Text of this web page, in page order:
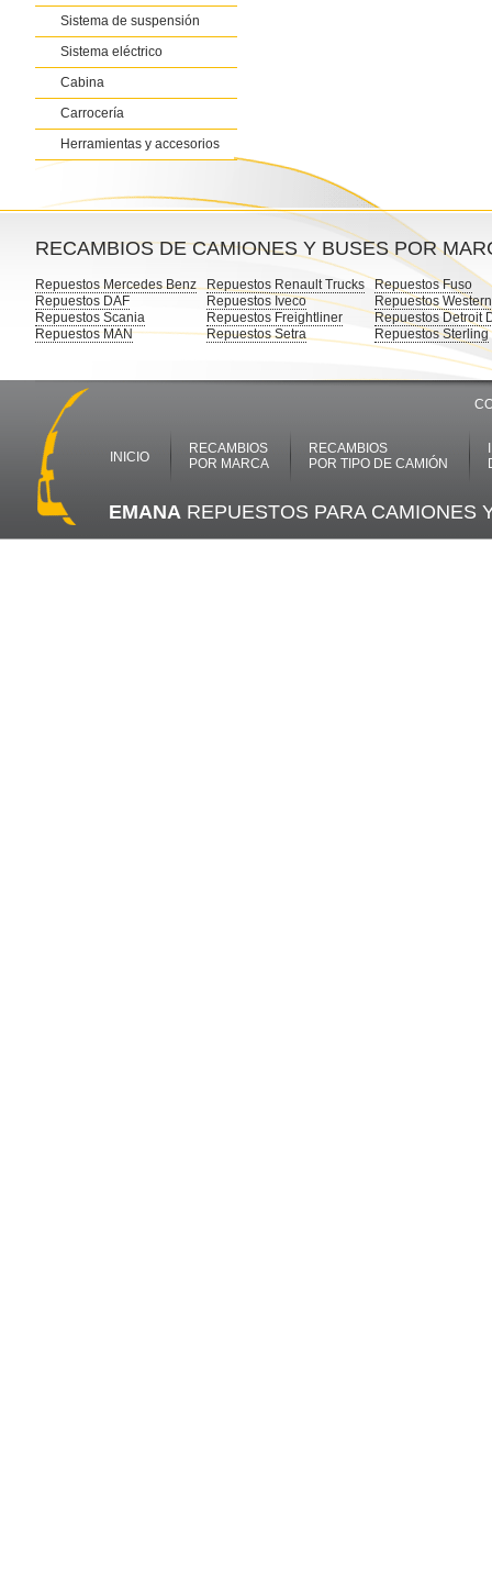
Sistema de suspensión
Sistema eléctrico
Cabina
Carrocería
Herramientas y accesorios
RECAMBIOS DE CAMIONES Y BUSES POR
Repuestos Mercedes Benz
Repuestos DAF
Repuestos Scania
Repuestos MAN
Repuestos Renault Trucks
Repuestos Iveco
Repuestos Freightliner
Repuestos Setra
Repuestos Fuso
Repuestos
Repuestos Detroit
Repuestos Sterling
INICIO
RECAMBIOS
POR MARCA
RECAMBIOS
POR TIPO DE CAMIÓN
EMANA REPUESTOS PARA CAMIONES